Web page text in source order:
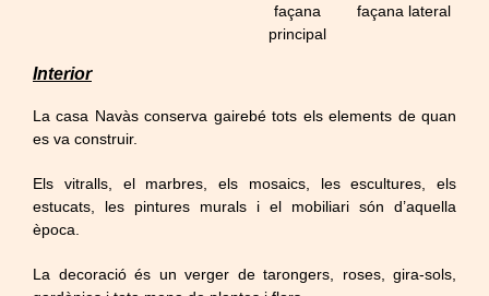
façana
principal
façana lateral
Interior
La casa Navàs conserva gairebé tots els elements de quan
es va construir.
Els vitralls, el marbres, els mosaics, les escultures, els
estucats, les pintures murals i el mobiliari són d’aquella
època.
La decoració és un verger de tarongers, roses, gira-sols,